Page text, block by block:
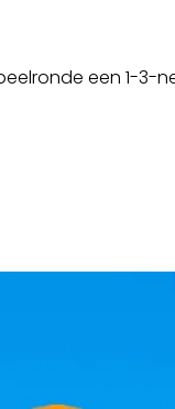
een 1-3-